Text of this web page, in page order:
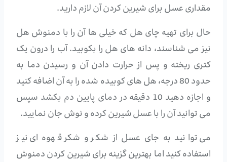
مقداری عسل برای شیرین کردن آن لازم دارید.
حال برای تهیه چای هل که خیلی ها آن را با دمنوش هل
نیز می شناسند، دانه های هل را بکوبید. آب را درون یک
کتری ریخته و پس از حرارت دادن آن و رسیدن دما به
حدود 80 درجه، هل های کوبیده شده را به آن اضافه کنید
و اجازه دهید 10 دقیقه در دمای پایین دم بکشد سپس
می توانید آن را با عسل شیرین کرده و نوش جان نمایید.
می توانید به جای عسل از شکر و شکر قهوه ای نیز
استفاده کنید اما بهترین گزینه برای شیرین کردن دمنوش